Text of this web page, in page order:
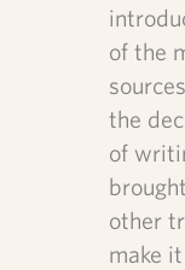
of the
the
of
other
make